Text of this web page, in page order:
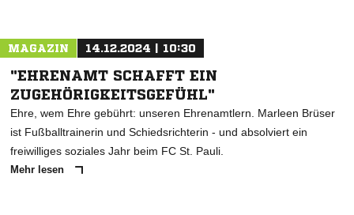
MAGAZIN 14.12.2024 | 10:30
"EHRENAMT SCHAFFT EIN
ZUGEHÖRIGKEITSGEFÜHL"
Ehre, wem Ehre gebührt: unseren Ehrenamtlern. Marleen Brüser
ist Fußballtrainerin und Schiedsrichterin - und absolviert ein
freiwilliges soziales Jahr beim FC St. Pauli.
Mehr lesen